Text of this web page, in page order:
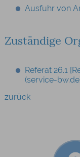
Ausfuhr von
Zuständige
Referat 26.1
(service-
zurück